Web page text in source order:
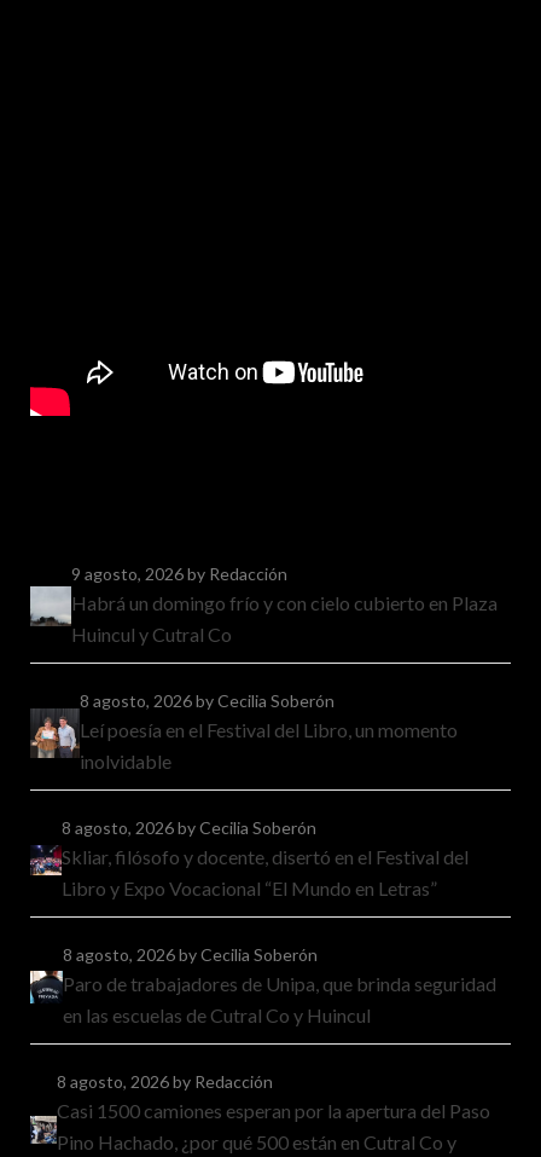
9 agosto, 2026by Redacción
Habrá un domingo frío y con cielo cubierto en Plaza
Huincul y Cutral Co
8 agosto, 2026by Cecilia Soberón
Leí poesía en el Festival del Libro, un momento
inolvidable
8 agosto, 2026by Cecilia Soberón
Skliar, filósofo y docente, disertó en el Festival del
Libro y Expo Vocacional “El Mundo en Letras”
8 agosto, 2026by Cecilia Soberón
Paro de trabajadores de Unipa, que brinda seguridad
en las escuelas de Cutral Co y Huincul
8 agosto, 2026by Redacción
Casi 1500 camiones esperan por la apertura del Paso
Pino Hachado, ¿por qué 500 están en Cutral Co y